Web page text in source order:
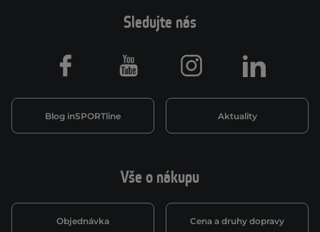
Vše o nákupu
Objednávka Cena a druhy dopravy
Sledujte nás
Blog inSPORTline Aktuality
Facebook Youtube Instagram LinkedIn